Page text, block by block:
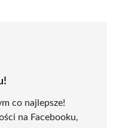
co najlepsze!
na Facebooku,